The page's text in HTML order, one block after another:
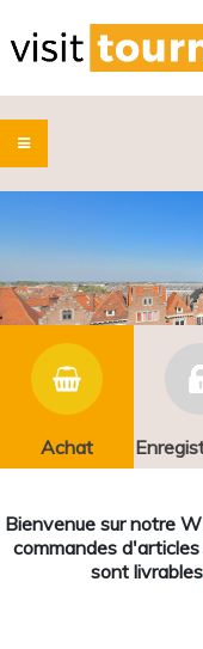
Achat
Bienvenue sur notre
commandes
sont livrables